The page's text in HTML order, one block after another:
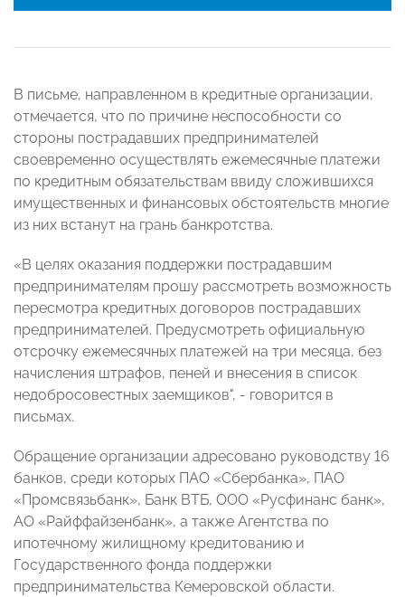
В письме, направленном в кредитные организации,
отмечается, что по причине неспособности со
стороны пострадавших предпринимателей
своевременно осуществлять ежемесячные платежи
по кредитным обязательствам ввиду сложившихся
имущественных и финансовых обстоятельств многие
из них встанут на грань банкротства.
«В целях оказания поддержки пострадавшим
предпринимателям прошу рассмотреть возможность
пересмотра кредитных договоров пострадавших
предпринимателей. Предусмотреть официальную
отсрочку ежемесячных платежей на три месяца, без
начисления штрафов, пеней и внесения в список
недобросовестных заемщиков", - говорится в
письмах.
Обращение организации адресовано руководству 16
банков, среди которых ПАО «Сбербанка», ПАО
«Промсвязьбанк», Банк ВТБ, ООО «Русфинанс банк»,
АО «Райффайзенбанк», а также Агентства по
ипотечному жилищному кредитованию и
Государственного фонда поддержки
предпринимательства Кемеровской области.